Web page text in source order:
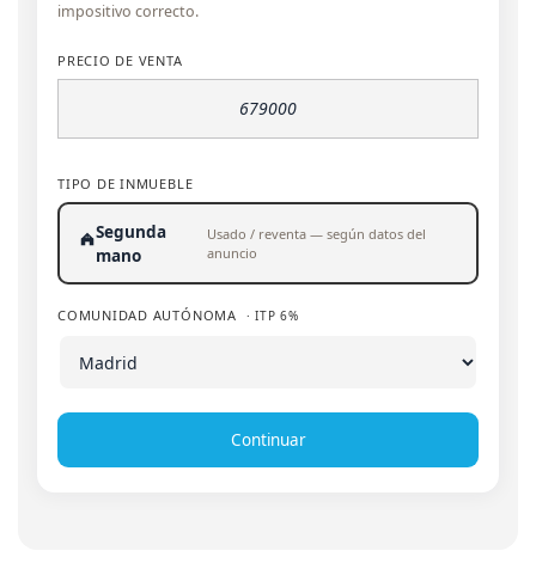
impositivo correcto.
PRECIO DE VENTA
TIPO DE INMUEBLE
Segunda
mano
Usado / reventa — según datos del
anuncio
COMUNIDAD AUTÓNOMA · ITP 6%
Continuar